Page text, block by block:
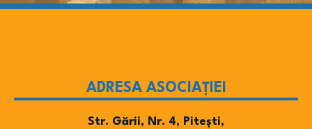
ADRESA ASOCIAȚIEI
Str. Gării, Nr. 4, Pitești,